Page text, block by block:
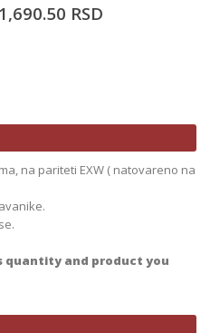
1,690.50 RSD
na pariteti EXW ( natovareno na
quantity and product you